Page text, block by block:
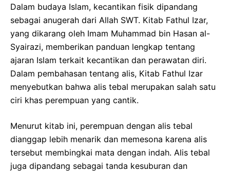
Dalam budaya Islam, kecantikan fisik dipandang
sebagai anugerah dari Allah SWT. Kitab Fathul Izar,
yang dikarang oleh Imam Muhammad bin Hasan al-
Syairazi, memberikan panduan lengkap tentang
ajaran Islam terkait kecantikan dan perawatan diri.
Dalam pembahasan tentang alis, Kitab Fathul Izar
menyebutkan bahwa alis tebal merupakan salah satu
ciri khas perempuan yang cantik.
Menurut kitab ini, perempuan dengan alis tebal
dianggap lebih menarik dan memesona karena alis
tersebut membingkai mata dengan indah. Alis tebal
juga dipandang sebagai tanda kesuburan dan